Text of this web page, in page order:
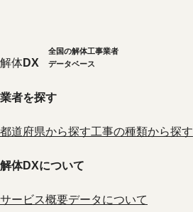
解体DX
全国の解体工事業者
データベース
業者を探す
都道府県から探す工事の種類から探す
解体DXについて
サービス概要データについて